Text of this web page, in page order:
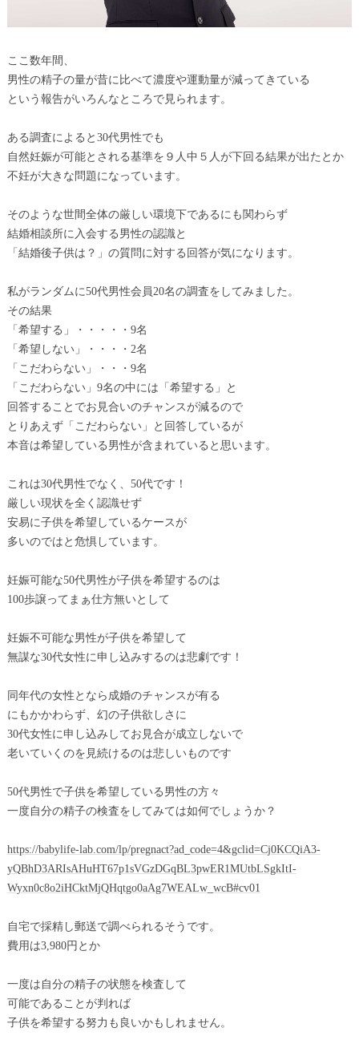
ここ数年間、
男性の精子の量が昔に比べて濃度や運動量が減ってきている
という報告がいろんなところで見られます。
ある調査によると30代男性でも
自然妊娠が可能とされる基準を９人中５人が下回る結果が出たとか
不妊が大きな問題になっています。
そのような世間全体の厳しい環境下であるにも関わらず
結婚相談所に入会する男性の認識と
「結婚後子供は？」の質問に対する回答が気になります。
私がランダムに50代男性会員20名の調査をしてみました。
その結果
「希望する」・・・・・9名
「希望しない」・・・・2名
「こだわらない」・・・9名
「こだわらない」9名の中には「希望する」と
回答することでお見合いのチャンスが減るので
とりあえず「こだわらない」と回答しているが
本音は希望している男性が含まれていると思います。
これは30代男性でなく、50代です！
厳しい現状を全く認識せず
安易に子供を希望しているケースが
多いのではと危惧しています。
妊娠可能な50代男性が子供を希望するのは
100歩譲ってまぁ仕方無いとして
妊娠不可能な男性が子供を希望して
無謀な30代女性に申し込みするのは悲劇です！
同年代の女性となら成婚のチャンスが有る
にもかかわらず、幻の子供欲しさに
30代女性に申し込みしてお見合が成立しないで
老いていくのを見続けるのは悲しいものです
50代男性で子供を希望している男性の方々
一度自分の精子の検査をしてみては如何でしょうか？
https://babylife-lab.com/lp/pregnact?ad_code=4&gclid=Cj0KCQiA3-
yQBhD3ARIsAHuHT67p1sVGzDGqBL3pwER1MUtbLSgkItI-
Wyxn0c8o2iHCktMjQHqtgo0aAg7WEALw_wcB#cv01
自宅で採精し郵送で調べられるそうです。
費用は3,980円とか
一度は自分の精子の状態を検査して
可能であることが判れば
子供を希望する努力も良いかもしれません。